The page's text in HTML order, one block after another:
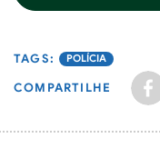
POLÍCIA
COMPARTILHE